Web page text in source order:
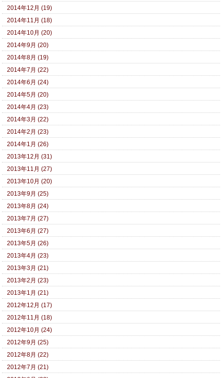
2014年12月 (19)
2014年11月 (18)
2014年10月 (20)
2014年9月 (20)
2014年8月 (19)
2014年7月 (22)
2014年6月 (24)
2014年5月 (20)
2014年4月 (23)
2014年3月 (22)
2014年2月 (23)
2014年1月 (26)
2013年12月 (31)
2013年11月 (27)
2013年10月 (20)
2013年9月 (25)
2013年8月 (24)
2013年7月 (27)
2013年6月 (27)
2013年5月 (26)
2013年4月 (23)
2013年3月 (21)
2013年2月 (23)
2013年1月 (21)
2012年12月 (17)
2012年11月 (18)
2012年10月 (24)
2012年9月 (25)
2012年8月 (22)
2012年7月 (21)